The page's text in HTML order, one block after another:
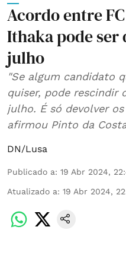
Acordo entre
Ithaka pode ser
julho
"Se algum candidato
quiser, pode rescindir
julho. É só devolver
afirmou Pinto da
DN/Lusa
Publicado a: 19 Abr 2024,
Atualizado a: 19 Abr 2024,